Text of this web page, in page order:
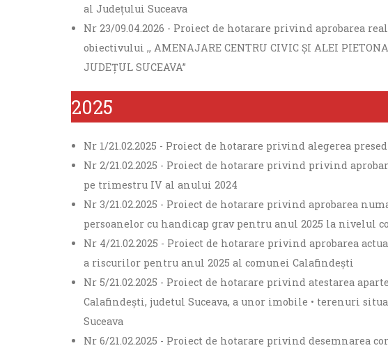
al Județului Suceava
Nr 23/09.04.2026 - Proiect de hotarare privind aprobarea
obiectivului ,, AMENAJARE CENTRU CIVIC ȘI ALEI
JUDEȚUL SUCEAVA”
2025
Nr 1/21.02.2025 - Proiect de hotarare privind alegerea
Nr 2/21.02.2025 - Proiect de hotarare privind privind
pe trimestru IV al anului 2024
Nr 3/21.02.2025 - Proiect de hotarare privind aprobarea
persoanelor cu handicap grav pentru anul 2025 la nivelul
Nr 4/21.02.2025 - Proiect de hotarare privind aprobarea
a riscurilor pentru anul 2025 al comunei Calafindești
Nr 5/21.02.2025 - Proiect de hotarare privind atestarea
Calafindești, judetul Suceava, a unor imobile • terenuri
Suceava
Nr 6/21.02.2025 - Proiect de hotarare privind desemnarea